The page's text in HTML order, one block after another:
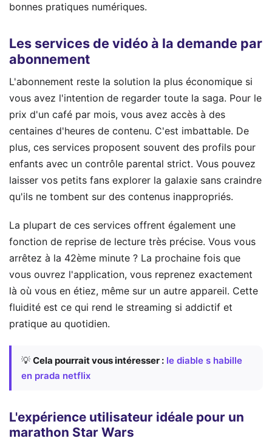
bonnes pratiques numériques.
Les services de vidéo à la demande par
abonnement
L'abonnement reste la solution la plus économique si
vous avez l'intention de regarder toute la saga. Pour le
prix d'un café par mois, vous avez accès à des
centaines d'heures de contenu. C'est imbattable. De
plus, ces services proposent souvent des profils pour
enfants avec un contrôle parental strict. Vous pouvez
laisser vos petits fans explorer la galaxie sans craindre
qu'ils ne tombent sur des contenus inappropriés.
La plupart de ces services offrent également une
fonction de reprise de lecture très précise. Vous vous
arrêtez à la 42ème minute ? La prochaine fois que
vous ouvrez l'application, vous reprenez exactement
là où vous en étiez, même sur un autre appareil. Cette
fluidité est ce qui rend le streaming si addictif et
pratique au quotidien.
💡 Cela pourrait vous intéresser : le diable s habille
en prada netflix
L'expérience utilisateur idéale pour un
marathon Star Wars